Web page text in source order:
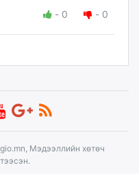
- 0 - 0
Мэдээллийн хөтөч